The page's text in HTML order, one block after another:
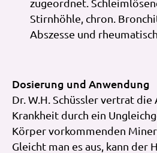
Stirnhöhle, chron.
Abszesse und
Dosierung und Anwendung
Dr. W.H. Schüssler vertrat die
Krankheit durch ein
Körper vorkommenden
Gleicht man es aus, kann der